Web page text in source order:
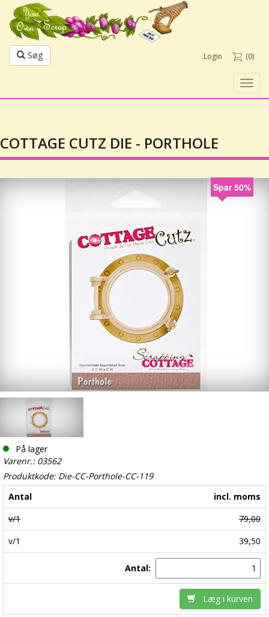
Søg Login (0)
COTTAGE CUTZ DIE - PORTHOLE
Spar 50%
På lager
Varenr.: 03562
Produktkode: Die-CC-Porthole-CC-119
Antal
incl. moms
v/1
79,00
v/1
39,50
Antal:
Læg i kurven